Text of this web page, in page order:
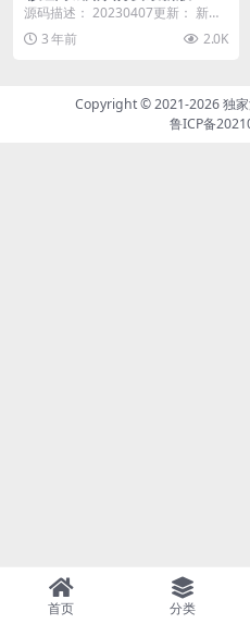
分类等功能
源码描述： 20230407更新： 新增
二级分类 新增模板内容可在后台全
局自定义...
3 年前 2.0K
Copyright © 2021-2026独
鲁ICP备
首页 分类